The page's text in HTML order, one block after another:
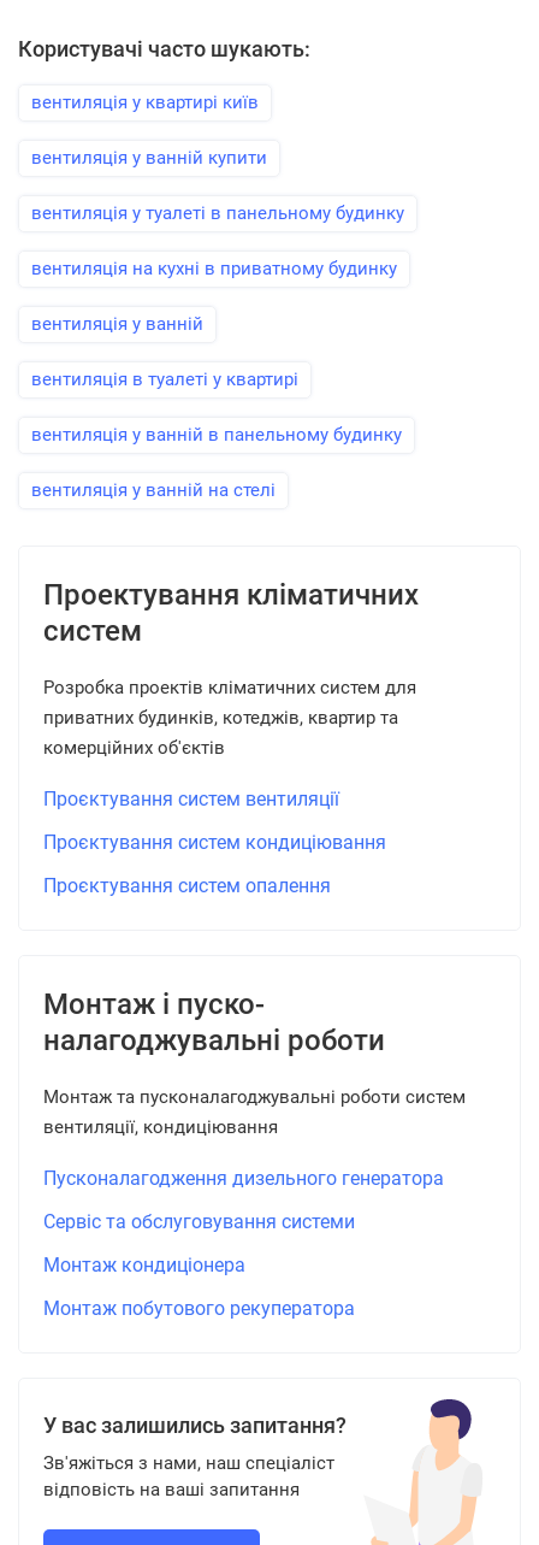
Користувачі часто шукають:
вентиляція у квартирі київ
вентиляція у ванній купити
вентиляція у туалеті в панельному будинку
вентиляція на кухні в приватному будинку
вентиляція у ванній
вентиляція в туалеті у квартирі
вентиляція у ванній в панельному будинку
вентиляція у ванній на стелі
Проектування кліматичних
систем
Розробка проектів кліматичних систем для
приватних будинків, котеджів, квартир та
комерційних об'єктів
Проєктування систем вентиляції
Проєктування систем кондиціювання
Проєктування систем опалення
Монтаж і пуско-
налагоджувальні роботи
Монтаж та пусконалагоджувальні роботи систем
вентиляції, кондиціювання
Пусконалагодження дизельного генератора
Сервіс та обслуговування системи
Монтаж кондиціонера
Монтаж побутового рекуператора
У вас залишились запитання?
Зв'яжіться з нами, наш спеціаліст
відповість на ваші запитання